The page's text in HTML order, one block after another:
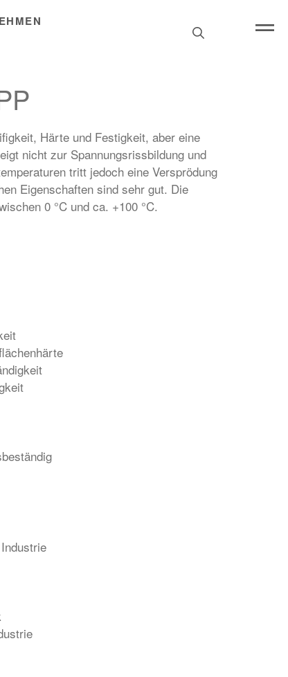
Search
Härte und Festigkeit, aber eine
nicht zur Spannungsrissbildung und
tritt jedoch eine Versprödung
Eigenschaften sind sehr gut. Die
0 °C und ca. +100 °C.